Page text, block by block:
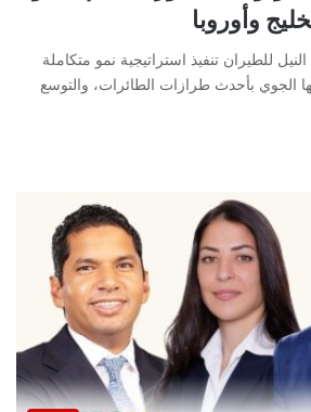
وأوروبا
للطيران تنفيذ استراتيجية نمو متكاملة
الجوي بأحدث طرازات الطائرات، والتوسع